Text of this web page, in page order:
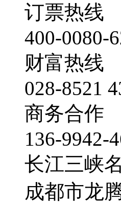
订票热线
400-0080-
财富热线
028-8521
商务合作
136-9942-
长江三峡
成都市龙